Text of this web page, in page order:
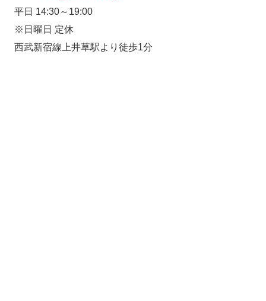
平日 14:30～19:00
※日曜日 定休
西武新宿線上井草駅より徒歩1分